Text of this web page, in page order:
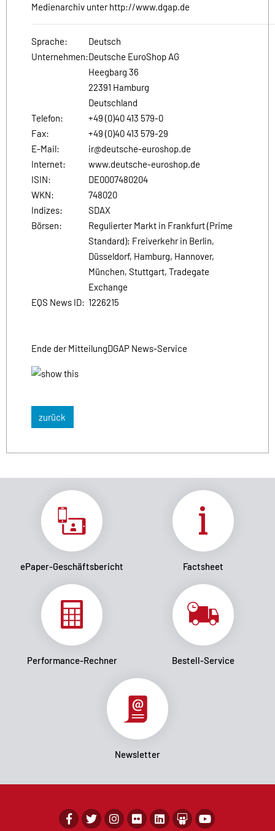
Medienarchiv unter http://www.dgap.de
Sprache:
Deutsch
Unternehmen:Deutsche EuroShop AG
Heegbarg 36
22391 Hamburg
Deutschland
Telefon:
+49 (0)40 413 579-0
Fax:
+49 (0)40 413 579-29
E-Mail:
ir@deutsche-euroshop.de
Internet:
www.deutsche-euroshop.de
ISIN:
DE0007480204
WKN:
748020
Indizes:
SDAX
Börsen:
Regulierter Markt in Frankfurt (Prime
Standard); Freiverkehr in Berlin,
Düsseldorf, Hamburg, Hannover,
München, Stuttgart, Tradegate
Exchange
EQS News ID: 1226215
Ende der MitteilungDGAP News-Service
zurück
ePaper-Geschäftsbericht Factsheet
Performance-Rechner Bestell-Service
Newsletter